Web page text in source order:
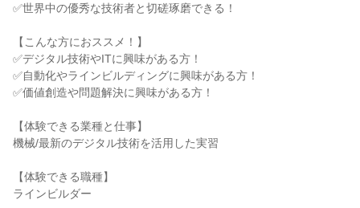
✅世界中の優秀な技術者と切磋琢磨できる！
【こんな方におススメ！】
✅デジタル技術やITに興味がある方！
✅自動化やラインビルディングに興味がある方！
✅価値創造や問題解決に興味がある方！
【体験できる業種と仕事】
機械/最新のデジタル技術を活用した実習
【体験できる職種】
ラインビルダー